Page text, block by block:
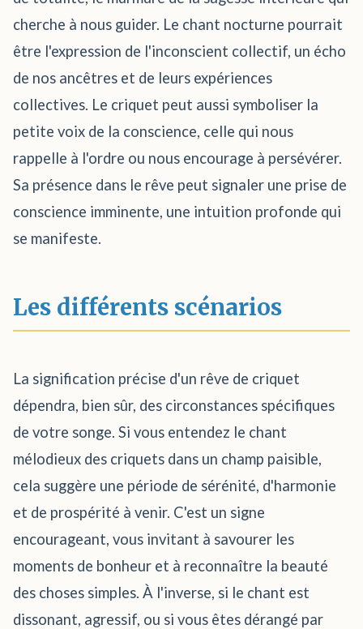
cherche à nous guider. Le chant nocturne pourrait
être l'expression de l'inconscient collectif, un écho
de nos ancêtres et de leurs expériences
collectives. Le criquet peut aussi symboliser la
petite voix de la conscience, celle qui nous
rappelle à l'ordre ou nous encourage à persévérer.
Sa présence dans le rêve peut signaler une prise de
conscience imminente, une intuition profonde qui
se manifeste.
Les différents scénarios
La signification précise d'un rêve de criquet
dépendra, bien sûr, des circonstances spécifiques
de votre songe. Si vous entendez le chant
mélodieux des criquets dans un champ paisible,
cela suggère une période de sérénité, d'harmonie
et de prospérité à venir. C'est un signe
encourageant, vous invitant à savourer les
moments de bonheur et à reconnaître la beauté
des choses simples. À l'inverse, si le chant est
dissonant, agressif, ou si vous êtes dérangé par